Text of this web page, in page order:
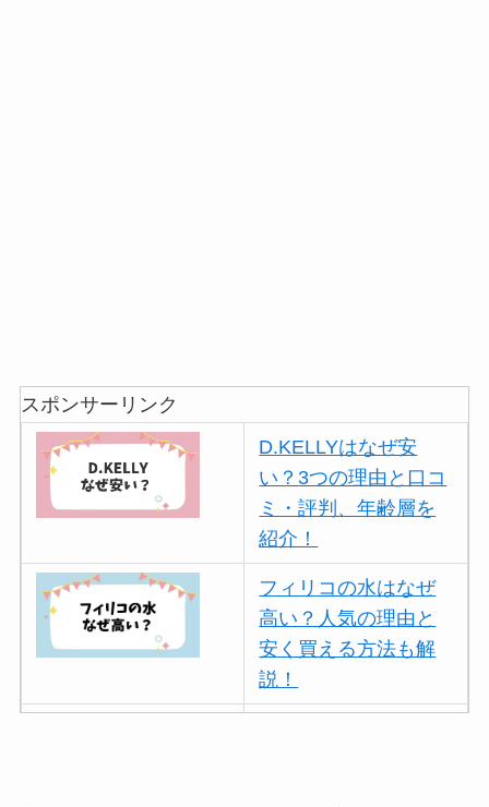
スポンサーリンク
D.KELLYはなぜ安
い？3つの理由と口コ
ミ・評判、年齢層を
紹介！
フィリコの水はなぜ
高い？人気の理由と
安く買える方法も解
説！